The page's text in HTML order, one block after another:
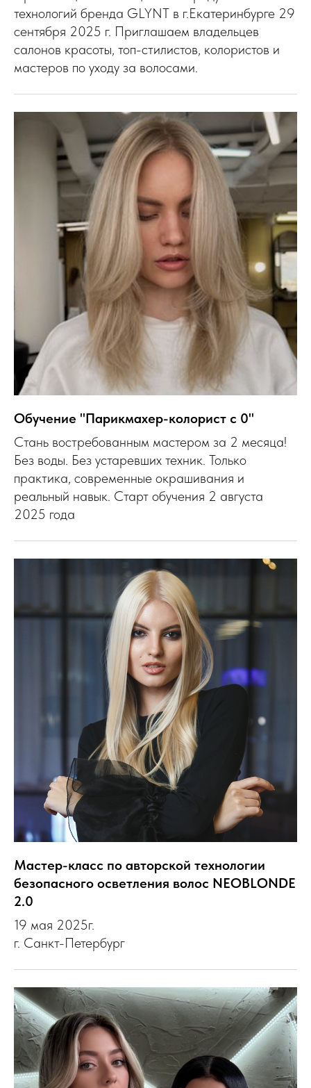
технологий бренда GLYNT в г.Екатеринбурге 29
сентября 2025 г. Приглашаем владельцев
салонов красоты, топ-стилистов, колористов и
мастеров по уходу за волосами.
Обучение "Парикмахер-колорист с 0"
Стань востребованным мастером за 2 месяца!
Без воды. Без устаревших техник. Только
практика, современные окрашивания и
реальный навык. Старт обучения 2 августа
2025 года
Мастер-класс по авторской технологии
безопасного осветления волос NEOBLONDE
2.0
19 мая 2025г.
г. Санкт-Петербург